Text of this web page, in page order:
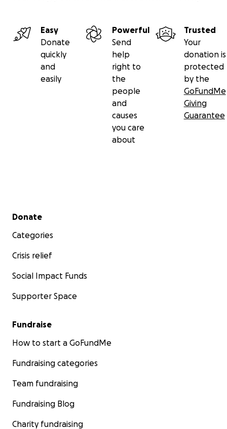
Easy
Donate
quickly
and
easily
Powerful
Send
help
right to
the
people
and
causes
you care
about
Trusted
Your
donation is
protected
by the
GoFundMe
Giving
Guarantee
Secondary menu
Donate
Categories
Crisis relief
Social Impact Funds
Supporter Space
Fundraise
How to start a GoFundMe
Fundraising categories
Team fundraising
Fundraising Blog
Charity fundraising